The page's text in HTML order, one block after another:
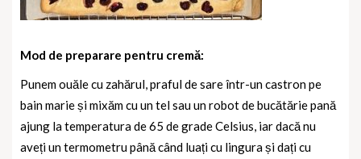
Mod de preparare pentru cremă:
Punem ouăle cu zahărul, praful de sare într-un castron pe
bain marie și mixăm cu un tel sau un robot de bucătărie pană
ajung la temperatura de 65 de grade Celsius, iar dacă nu
aveți un termometru până când luați cu lingura și dați cu